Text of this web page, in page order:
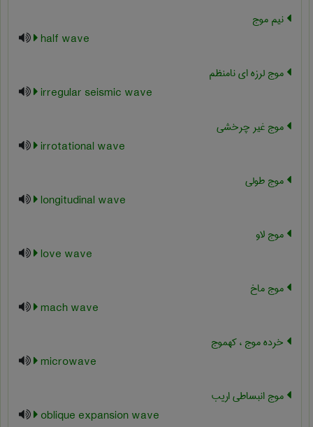
نیم موج
half wave
موج لرزه ای نامنظم
irregular seismic wave
موج غیر چرخشی
irrotational wave
موج طولی
longitudinal wave
موج لاو
love wave
موج ماخ
mach wave
خرده موج ، کهموج
microwave
موج انبساطی اریب
oblique expansion wave